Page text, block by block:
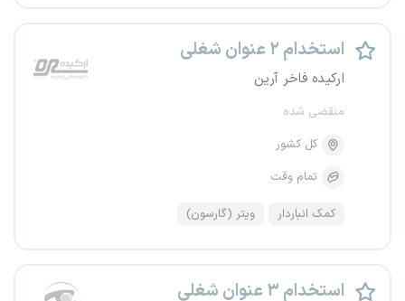
استخدام ۲ عنوان شغلی
ارکیده فاخر آرین
منقضی شده
کل کشور
تمام وقت
کمک انباردار ویتر (گارسون)
استخدام ۳ عنوان شغلی